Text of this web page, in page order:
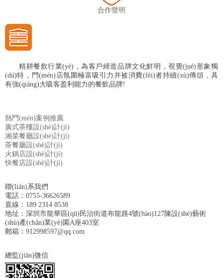
合作聲明
精耕餐飲行業(yè)，為客戶締造品牌文化鮮明，視覺(jué)形象獨
(dú)特，門(mén)店氛圍極富吸引力并被消費(fèi)者持續(xù)傳頌，具
有強(qiáng)大吸客盈利能力的餐飲品牌!
熱門(mén)案例推薦
廣式茶樓設(shè)計(jì)
湘菜餐廳設(shè)計(jì)
茶餐廳設(shè)計(jì)
火鍋店設(shè)計(jì)
快餐店設(shè)計(jì)
聯(lián)系我們
電話：0755-36626589
直線：189 2314 8538
地址：深圳市龍華區(qū)民治街道布龍路4號(hào)127陳設(shè)藝術
(shù)產(chǎn)業(yè)園A座403室
郵箱：912998597@qq.com
總監(jiān)微信